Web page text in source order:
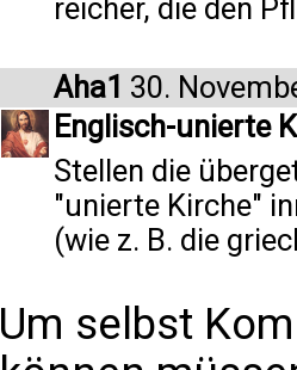
reicher, die den
Aha1 30.
Englisch-unierte
Stellen die
"unierte Kirche"
(wie z. B. die
Um selbst